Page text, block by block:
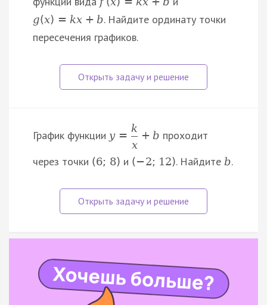
g(x) = kx + b. Найдите ординату точки
пересечения графиков.
График функции y =
k
x
+ b проходит
через точки (6; 8) и (−2; 12). Найдите b.